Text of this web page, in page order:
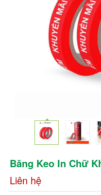
Băng Keo In Chữ
Liên hệ